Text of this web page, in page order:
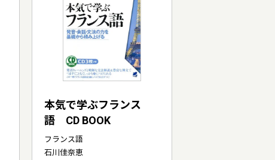
本気で学ぶフランス
語 CD BOOK
フランス語
石川佳奈恵